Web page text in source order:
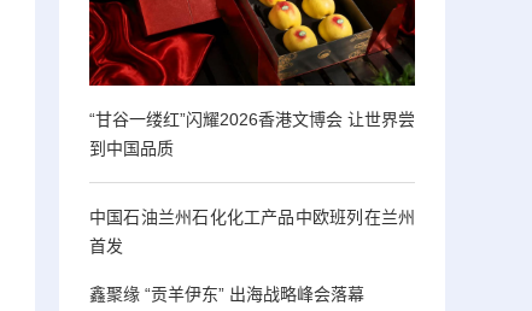
“甘谷一缕红”闪耀2026香港文博会 让世界尝
到中国品质
中国石油兰州石化化工产品中欧班列在兰州
首发
鑫聚缘 “贡羊伊东” 出海战略峰会落幕